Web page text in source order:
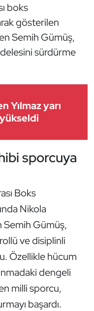
boks
gösterilen
Semih Gümüş,
sürdürme
Yılmaz yarı
sporcuya
Boks
Nikola
Semih Gümüş,
ve disiplinli
Özellikle hücum
dengeli
milli sporcu,
başardı.